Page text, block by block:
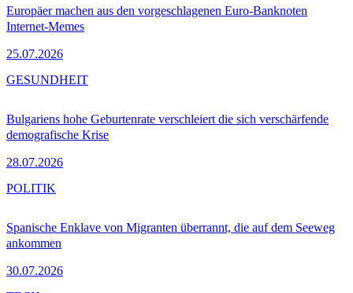
Europäer machen aus den vorgeschlagenen Euro-Banknoten
Internet-Memes
25.07.2026
Bulgariens hohe Geburtenrate verschleiert die sich verschärfende
demografische Krise
28.07.2026
GESUNDHEIT
Spanische Enklave von Migranten überrannt, die auf dem Seeweg
ankommen
30.07.2026
POLITIK